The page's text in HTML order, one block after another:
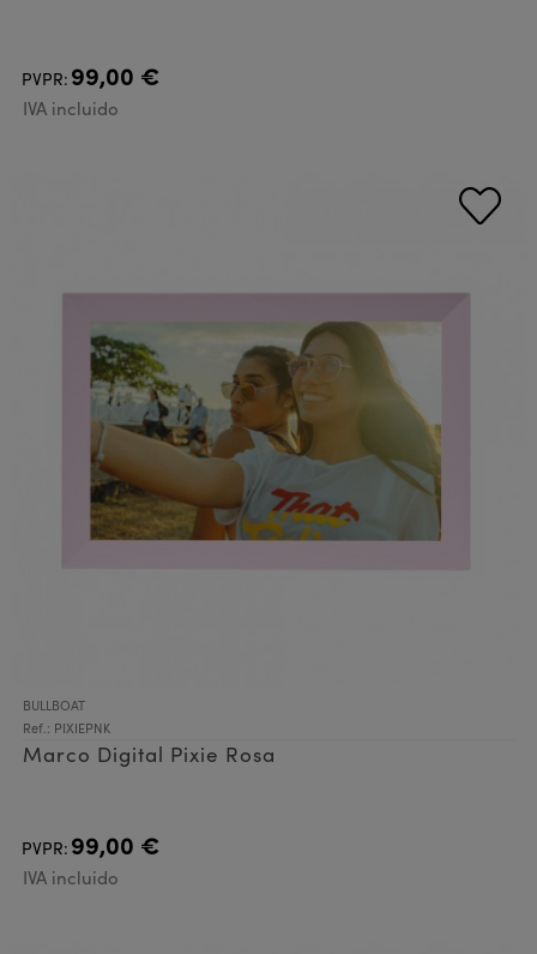
PVPR: 99,00 €
IVA incluido
BULLBOAT
Ref.: PIXIEPNK
Marco Digital Pixie Rosa
PVPR: 99,00 €
IVA incluido